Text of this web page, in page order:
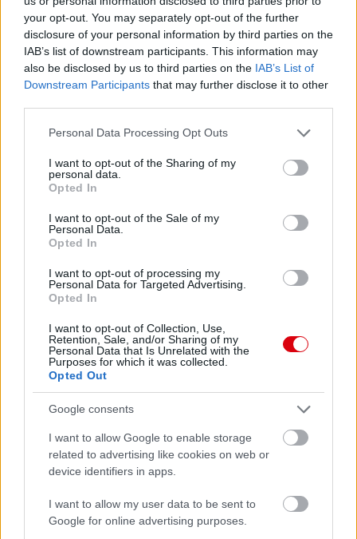
your opt-out. You may separately opt-out of the further
disclosure of your personal information by third parties on the
IAB’s list of downstream participants. This information may
also be disclosed by us to third parties on the IAB’s List of
Downstream Participants that may further disclose it to other
Please note that this website/app uses one or more Google
not limited to your visit or usage behaviour. You may click to
grant or deny consent to Google and its third-party tags to
use your data for below specified purposes in below Google
consent section.
Personal Data Processing Opt Outs
I want to opt-out of the Sharing of my
personal data.
Opted In
I want to opt-out of the Sale of my
Personal Data.
Opted In
I want to opt-out of processing my
Personal Data for Targeted Advertising.
Opted In
I want to opt-out of Collection, Use,
Retention, Sale, and/or Sharing of my
Personal Data that Is Unrelated with the
Purposes for which it was collected.
Opted Out
Google consents
I want to allow Google to enable storage
related to advertising like cookies on web or
device identifiers in apps.
I want to allow my user data to be sent to
Google for online advertising purposes.
Meccs Center